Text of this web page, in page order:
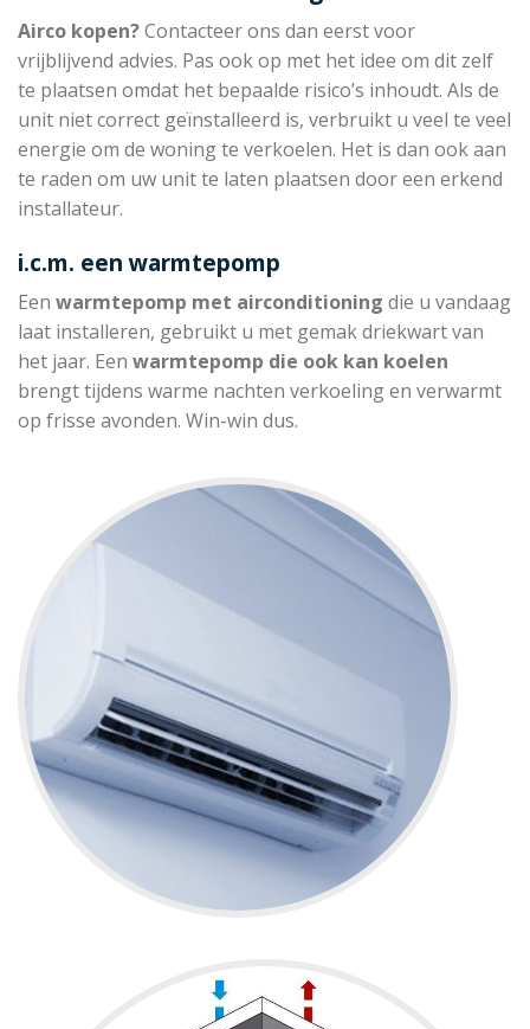
Airco kopen?Contacteer ons dan eerst voor
vrijblijvend advies. Pas ook op met het idee om dit zelf
te plaatsen omdat het bepaalde risico’s inhoudt. Als de
unit niet correct geïnstalleerd is, verbruikt u veel te veel
energie om de woning te verkoelen. Het is dan ook aan
te raden om uw unit te laten plaatsen door een erkend
installateur.
i.c.m. een warmtepomp
Een warmtepomp met airconditioning die u vandaag
laat installeren, gebruikt u met gemak driekwart van
het jaar. Een warmtepomp die ook kan koelen
brengt tijdens warme nachten verkoeling en verwarmt
op frisse avonden. Win-win dus.